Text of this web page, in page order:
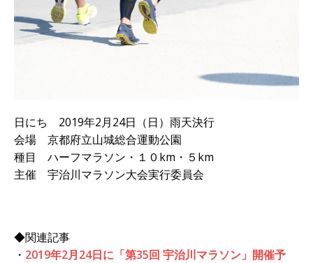
日にち 2019年2月24日（日）雨天決行
会場 京都府立山城総合運動公園
種目 ハーフマラソン・１０km・５km
主催 宇治川マラソン大会実行委員会
◆関連記事
・ 2019年2月24日に「第35回 宇治川マラソン」開催予